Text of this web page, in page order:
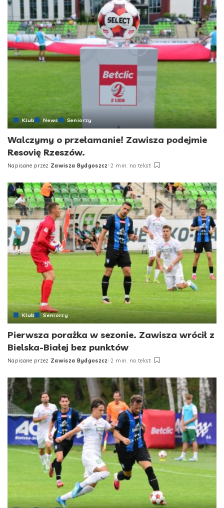
Klub News Seniorzy
Walczymy o przełamanie! Zawisza podejmie
Resovię Rzeszów.
Posted
Napisane przez Zawisza Bydgoszcz 2 min. na tekst
Klub Seniorzy
Pierwsza porażka w sezonie. Zawisza wrócił z
Bielska-Białej bez punktów
Posted
Napisane przez Zawisza Bydgoszcz 2 min. na tekst